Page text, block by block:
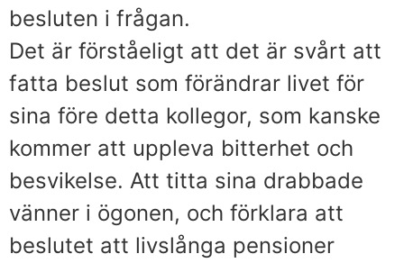
besluten i frågan.
Det är förståeligt att det är svårt att
fatta beslut som förändrar livet för
sina före detta kollegor, som kanske
kommer att uppleva bitterhet och
besvikelse. Att titta sina drabbade
vänner i ögonen, och förklara att
beslutet att livslånga pensioner